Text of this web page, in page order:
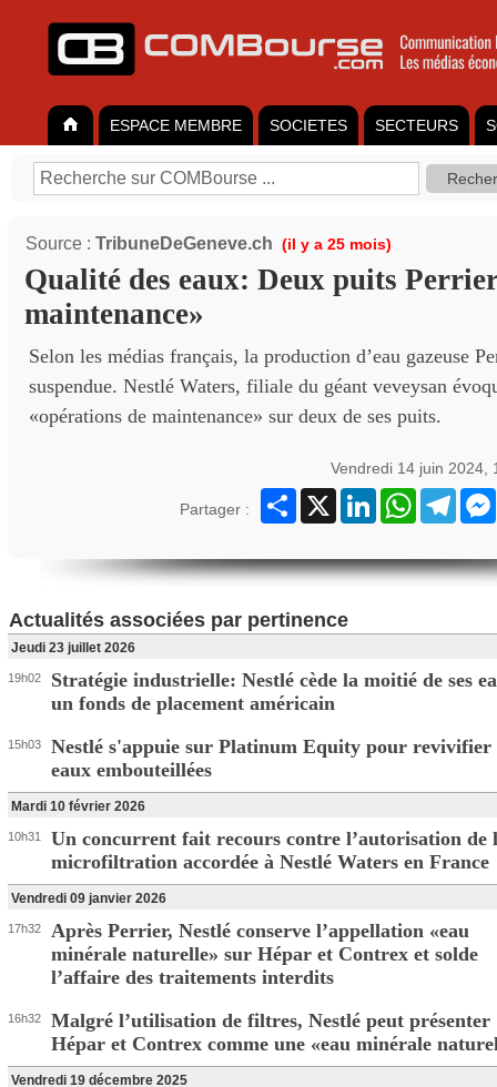
ESPACE MEMBRE SOCIETES SECTEURS
Source : TribuneDeGeneve.ch (il y a 25 mois)
Qualité des eaux: Deux puits
maintenance»
Selon les médias français, la production d’eau gazeuse
suspendue. Nestlé Waters, filiale du géant veveysan
«opérations de maintenance» sur deux de ses puits.
Vendredi 14 juin 2024,
Partager :
Partager
X LinkedInWhatsApp
Actualités associées par pertinence
Jeudi 23 juillet 2026
19h02
Stratégie industrielle: Nestlé cède la moitié de ses
un fonds de placement américain
15h03
Nestlé s'appuie sur Platinum Equity pour revivifier
eaux embouteillées
Mardi 10 février 2026
10h31
Un concurrent fait recours contre l’autorisation de
microfiltration accordée à Nestlé Waters en France
Vendredi 09 janvier 2026
17h32
Après Perrier, Nestlé conserve l’appellation «eau
minérale naturelle» sur Hépar et Contrex et solde
l’affaire des traitements interdits
16h32
Malgré l’utilisation de filtres, Nestlé peut présenter
Hépar et Contrex comme une «eau minérale
Vendredi 19 décembre 2025